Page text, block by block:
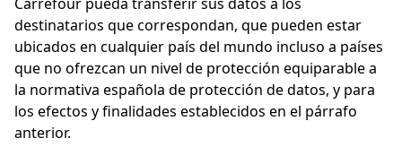
destinatarios que correspondan, que pueden estar
ubicados en cualquier país del mundo incluso a países
que no ofrezcan un nivel de protección equiparable a
la normativa española de protección de datos, y para
los efectos y finalidades establecidos en el párrafo
anterior.